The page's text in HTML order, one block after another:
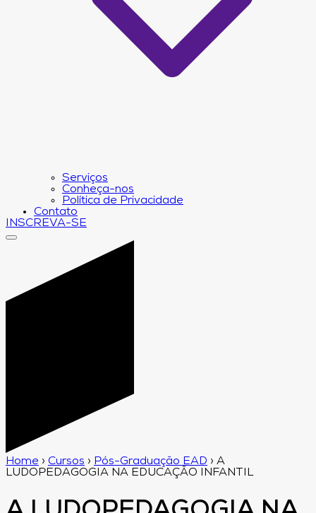
Serviços
Conheça-nos
Política de Privacidade
Contato
INSCREVA-SE
Home › Cursos › Pós-Graduação EAD › A
LUDOPEDAGOGIA NA EDUCAÇÃO INFANTIL